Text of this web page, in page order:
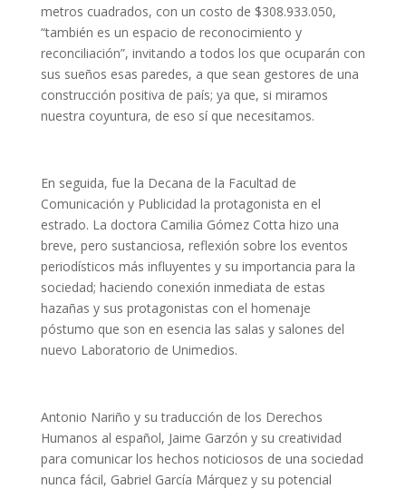
metros cuadrados, con un costo de $308.933.050,
“también es un espacio de reconocimiento y
reconciliación”, invitando a todos los que ocuparán con
sus sueños esas paredes, a que sean gestores de una
construcción positiva de país; ya que, si miramos
nuestra coyuntura, de eso sí que necesitamos.
En seguida, fue la Decana de la Facultad de
Comunicación y Publicidad la protagonista en el
estrado. La doctora Camilia Gómez Cotta hizo una
breve, pero sustanciosa, reflexión sobre los eventos
periodísticos más influyentes y su importancia para la
sociedad; haciendo conexión inmediata de estas
hazañas y sus protagonistas con el homenaje
póstumo que son en esencia las salas y salones del
nuevo Laboratorio de Unimedios.
Antonio Nariño y su traducción de los Derechos
Humanos al español, Jaime Garzón y su creatividad
para comunicar los hechos noticiosos de una sociedad
nunca fácil, Gabriel García Márquez y su potencial